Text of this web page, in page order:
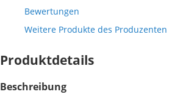
Bewertungen
Weitere Produkte des Produzenten
Produktdetails
Beschreibung